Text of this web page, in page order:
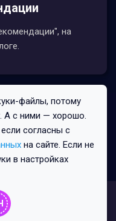
на
© 2026
Публичная оферта
файлы, потому
А с ними — хорошо.
согласны с
на сайте. Если не
в настройках